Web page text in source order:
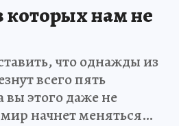
которых нам не
что однажды из
всего пять
вы этого даже не
начнет меняться…